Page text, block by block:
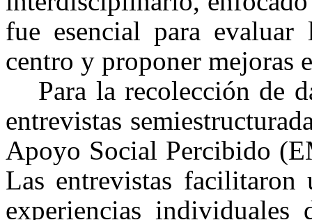
fue esencial para
centro y proponer mejoras
Para la recolección de
entrevistas
Apoyo Social Percibido
Las entrevistas
experiencias